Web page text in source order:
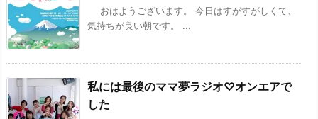
おはようございます。 今日はすがすがしくて、
気持ちが良い朝です。 ...
私には最後のママ夢ラジオ♡オンエアで
した